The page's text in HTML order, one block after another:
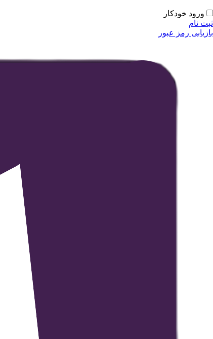
ورود خودکار
ثبت نام
بازیابی رمز عبور